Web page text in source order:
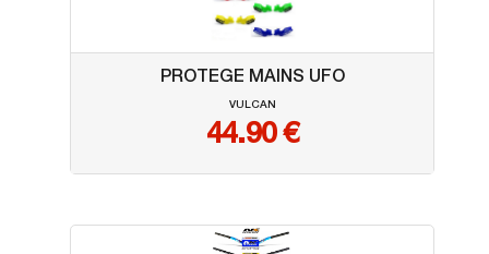
PROTEGE MAINS UFO
VULCAN
44.90€